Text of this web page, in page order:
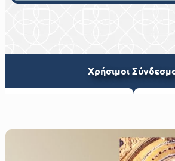
Xρήσιμοι